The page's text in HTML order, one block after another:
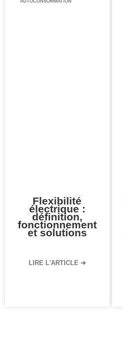
AUTOCONSOMMATION
Flexibilité
électrique :
définition,
fonctionnement
et solutions
LIRE L'ARTICLE ➜